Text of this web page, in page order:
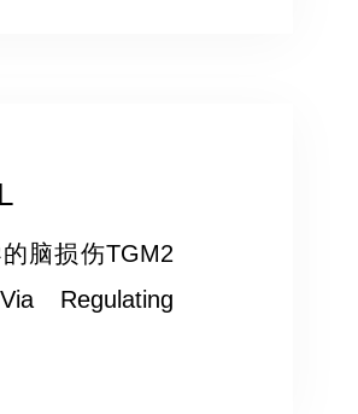
脑损伤TGM2
Regulating